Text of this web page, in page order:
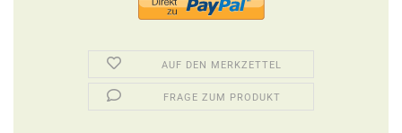
AUF DEN MERKZETTEL
FRAGE ZUM PRODUKT